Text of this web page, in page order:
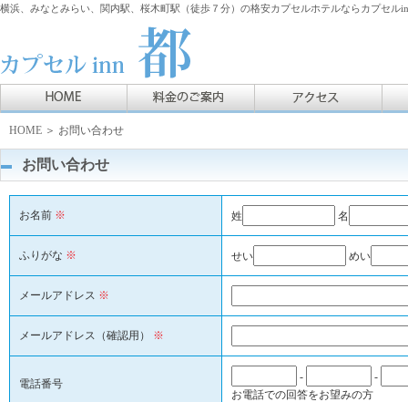
横浜、みなとみらい、関内駅、桜木町駅（徒歩７分）の格安カプセルホテルならカプセル
HOME ＞ お問い合わせ
お問い合わせ
お名前 ※ 姓 名
ふりがな ※ せい めい
メールアドレス ※
メールアドレス（確認用） ※
電話番号
-
-
お電話での回答をお望みの方